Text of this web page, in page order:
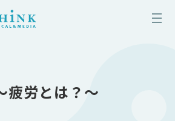
疲労とは？〜